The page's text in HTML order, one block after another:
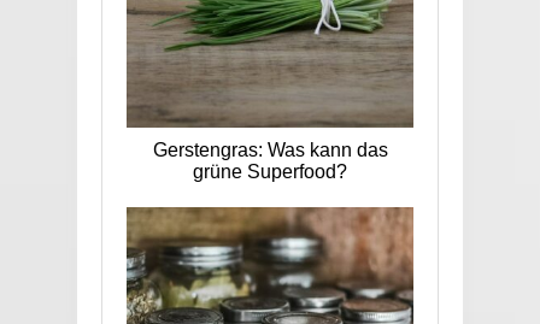
Gerstengras: Was kann das
grüne Superfood?